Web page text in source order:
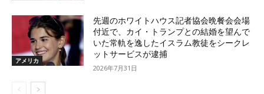
アメリカ
先週のホワイトハウス記者協会晩餐会会場
付近で、カイ・トランプとの結婚を望んで
いた常軌を逸したイスラム教徒をシークレ
ットサービスが逮捕
2026年7月31日